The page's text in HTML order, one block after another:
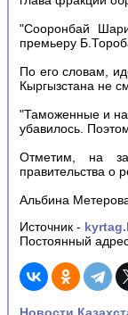
"Сооронбай
премьеру
По его словам,
Кыргызстана не
"Таможенные и
убавилось.
Отметим, на
правительства о
Альбина
Источник -
Постоянный